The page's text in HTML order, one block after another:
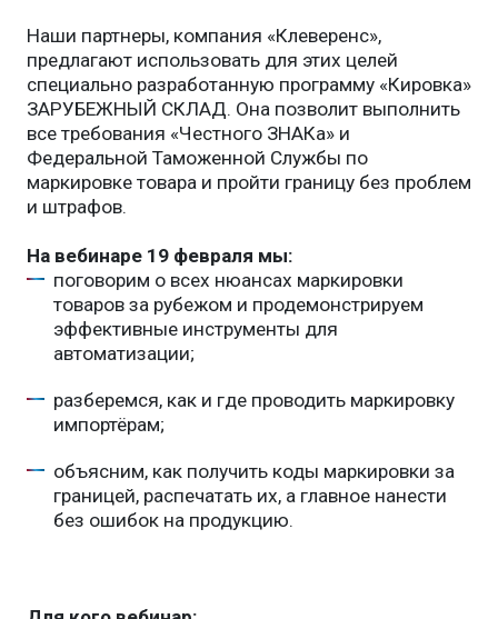
Наши партнеры, компания «Клеверенс»,
предлагают использовать для этих целей
специально разработанную программу «Кировка»
ЗАРУБЕЖНЫЙ СКЛАД. Она позволит выполнить
все требования «Честного ЗНАКа» и
Федеральной Таможенной Службы по
маркировке товара и пройти границу без проблем
и штрафов.
На вебинаре 19 февраля мы:
поговорим о всех нюансах маркировки
товаров за рубежом и продемонстрируем
эффективные инструменты для
автоматизации;
разберемся, как и где проводить маркировку
импортёрам;
объясним, как получить коды маркировки за
границей, распечатать их, а главное нанести
без ошибок на продукцию.